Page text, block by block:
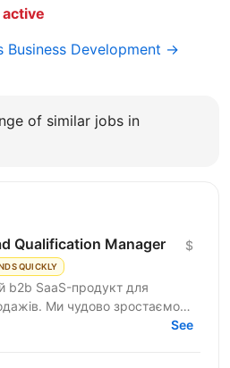
Business Development →
of similar jobs in
Qualification Manager
QUICKLY
$
Ми чудово зростаємо в
ж динаміки на
See